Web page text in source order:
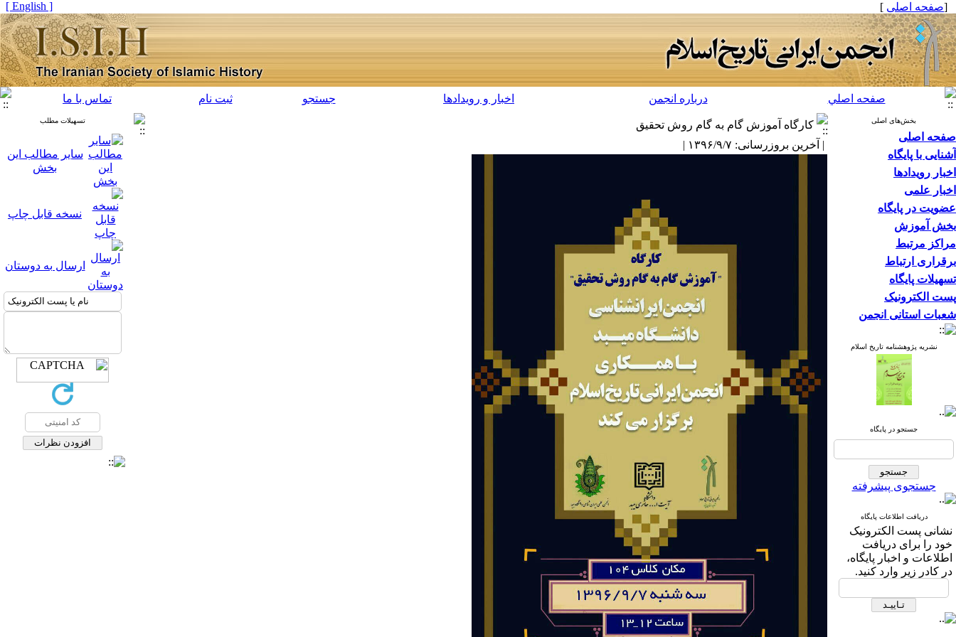
[صفحه اصلی ]
[ English ]
صفحه اصلي درباره انجمن اخبار و رویدادها جستجو ثبت نام تماس با ما
بخش‌های اصلی
صفحه اصلی
آشنایی با پایگاه
اخبار رویدادها
اخبار علمی
عضویت در پایگاه
بخش آموزش
مراکز مرتبط
برقراری ارتباط
تسهیلات پایگاه
پست الکترونیک
شعبات استانی انجمن
نشریه پژوهشنامه تاریخ اسلام
جستجو در پایگاه
جستجوی پیشرفته
دریافت اطلاعات پایگاه
نشانی پست الکترونیک
خود را برای دریافت
اطلاعات و اخبار پایگاه،
در کادر زیر وارد کنید.
کارگاه آموزش گام به گام روش تحقیق
| آخرین بروزرسانی: ۱۳۹۶/۹/۷ |
تسهیلات مطلب
سایر مطالب این
بخش
نسخه قابل چاپ
ارسال به دوستان